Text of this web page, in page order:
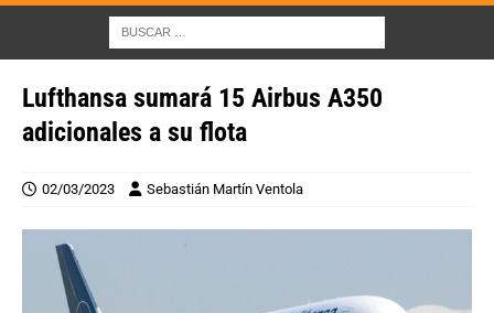
Lufthansa sumará 15 Airbus A350
adicionales a su flota
02/03/2023 Sebastián Martín Ventola